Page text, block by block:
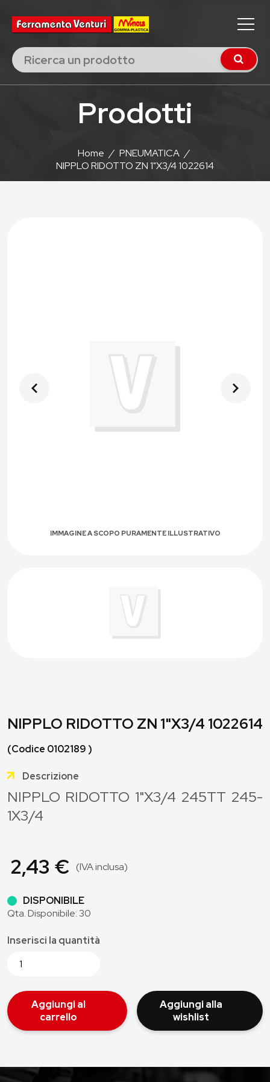
Prodotti
Home / PNEUMATICA /
NIPPLO RIDOTTO ZN 1"X3/4 1022614
IMMAGINE A SCOPO PURAMENTE ILLUSTRATIVO
NIPPLO RIDOTTO ZN 1"X3/4 1022614
(Codice 0102189 )
Descrizione
NIPPLO RIDOTTO 1"X3/4 245TT 245-
1X3/4
2,43 € (IVA inclusa)
DISPONIBILE
Qta. Disponibile: 30
Inserisci la quantità
Aggiungi al
carrello
Aggiungi alla
wishlist